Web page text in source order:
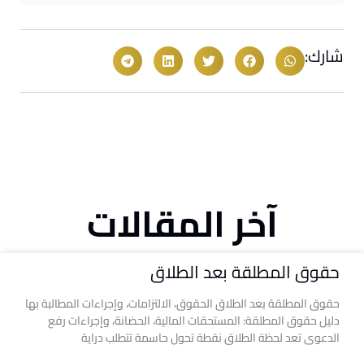
شارك:
آخر المقالات
حقوق المطلقة بعد الطلاق
حقوق المطلقة بعد الطلاق الحقوق، الالتزامات، وإجراءات المطالبة بها
دليل حقوق المطلقة: المستحقات المالية، الحضانة، وإجراءات رفع
الدعوى تعد لحظة الطلاق نقطة تحول حاسمة تتطلب دراية